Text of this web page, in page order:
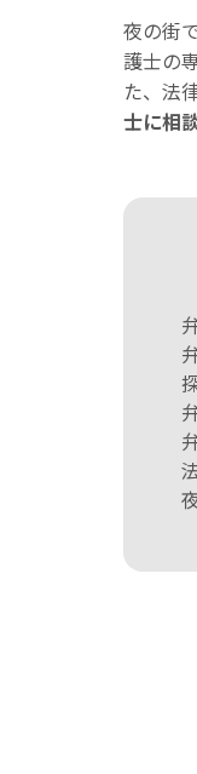
夜の街
護士の
た、法
士に相